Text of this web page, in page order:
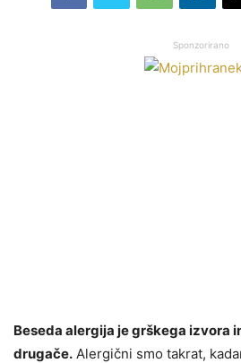
Sponzorirano
Beseda alergija je grškega izvora
drugače. Alergični smo takrat,